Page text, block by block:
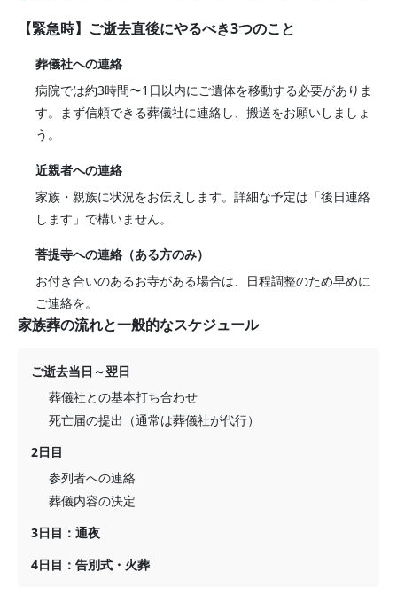
【緊急時】ご逝去直後にやるべき3つのこと
葬儀社への連絡
病院では約3時間〜1日以内にご遺体を移動する必要がありま
す。まず信頼できる葬儀社に連絡し、搬送をお願いしましょ
う。
近親者への連絡
家族・親族に状況をお伝えします。詳細な予定は「後日連絡
します」で構いません。
菩提寺への連絡（ある方のみ）
お付き合いのあるお寺がある場合は、日程調整のため早めに
ご連絡を。
家族葬の流れと一般的なスケジュール
ご逝去当日～翌日
葬儀社との基本打ち合わせ
死亡届の提出（通常は葬儀社が代行）
2日目
参列者への連絡
葬儀内容の決定
3日目：通夜
4日目：告別式・火葬